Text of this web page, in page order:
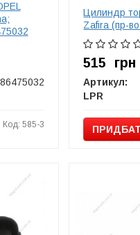
Код: 585-3
Цилиндр
Zafira (пр-
515 грн
Артикул:
LPR